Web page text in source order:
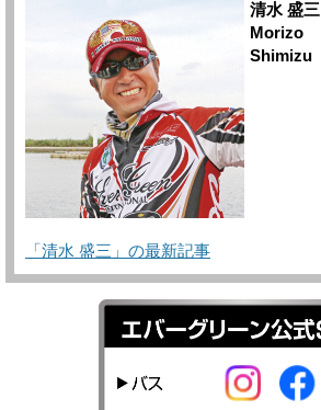
清水 盛三
Morizo
Shimizu
「清水 盛三」の最新記事